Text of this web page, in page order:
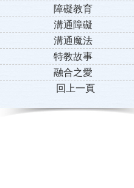
障礙教育
溝通障礙
溝通魔法
特教故事
融合之愛
回上一頁